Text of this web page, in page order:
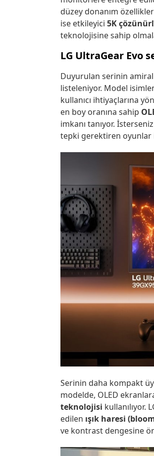
düzey donanım
ise etkileyici 5K
teknolojisine sahip
LG UltraGear Evo
Duyurulan serinin amiral
listeleniyor. Model
kullanıcı ihtiyaçlarına
en boy oranına sahip
imkanı tanıyor. İsterseniz
tepki gerektiren oyunlar
Serinin daha kompakt
modelde, OLED
teknolojisi kullanılıyor.
edilen ışık haresi
ve kontrast dengesine